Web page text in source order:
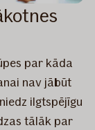
par kāda
nav jābūt
ilgtspējīgu
tālāk par